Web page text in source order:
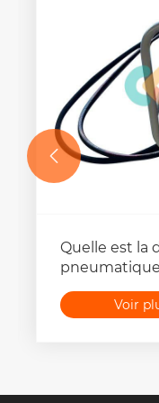
Quelle est la
Voir
